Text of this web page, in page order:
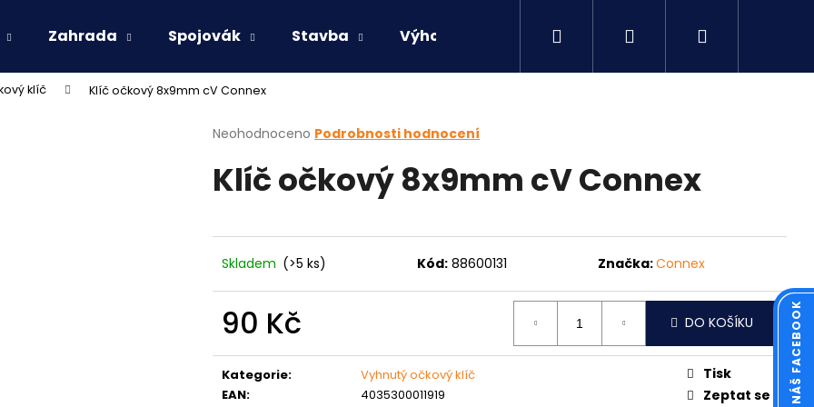
Zahrada Spojovák Stavba Výhodné sety Kontakty Přihlášení
klíč Klíč očkový 8x9mm cV Connex
Průměrné
produktu
je
5
hvězdiček.
Neohodnoceno Podrobnosti hodnocení
Klíč očkový 8x9mm cV Connex
Skladem (>5 ks) Kód: 88600131 Značka:Connex
90 Kč
cena:
DO KOŠÍKU
Kategorie:
Vyhnutý očkový klíč
EAN:
4035300011919
Tisk
Zeptat se
Co potřebujete najít?
HLEDAT
Následující